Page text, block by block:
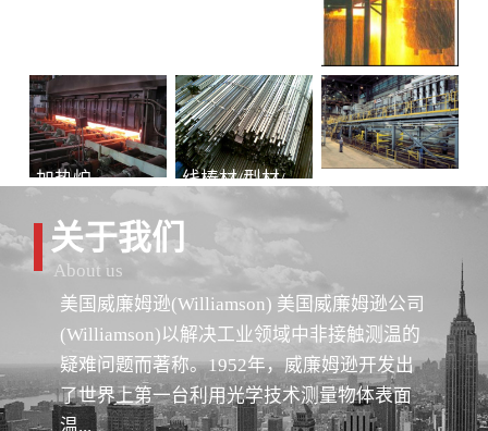
加热炉 线棒材/型材/管材
关于我们
About us
美国威廉姆逊(Williamson) 美国威廉姆逊公司
(Williamson)以解决工业领域中非接触测温的
疑难问题而著称。1952年，威廉姆逊开发出
了世界上第一台利用光学技术测量物体表面
温...